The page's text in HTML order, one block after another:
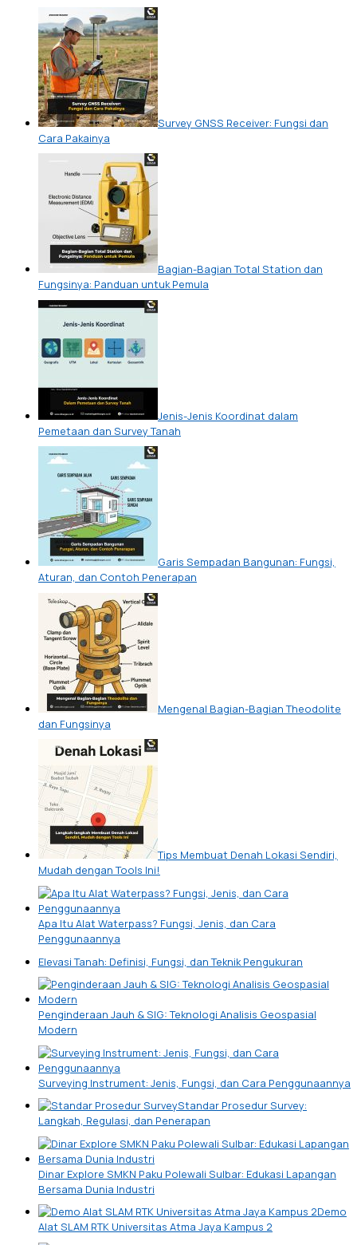
Survey GNSS Receiver: Fungsi dan
Cara Pakainya
Bagian-Bagian Total Station dan
Fungsinya: Panduan untuk Pemula
Jenis-Jenis Koordinat dalam
Pemetaan dan Survey Tanah
Garis Sempadan Bangunan: Fungsi,
Aturan, dan Contoh Penerapan
Mengenal Bagian-Bagian Theodolite
dan Fungsinya
Tips Membuat Denah Lokasi Sendiri,
Mudah dengan Tools Ini!
Apa Itu Alat Waterpass? Fungsi, Jenis, dan Cara
Penggunaannya
Elevasi Tanah: Definisi, Fungsi, dan Teknik Pengukuran
Penginderaan Jauh & SIG: Teknologi Analisis Geospasial
Modern
Surveying Instrument: Jenis, Fungsi, dan Cara Penggunaannya
Standar Prosedur Survey:
Langkah, Regulasi, dan Penerapan
Dinar Explore SMKN Paku Polewali Sulbar: Edukasi Lapangan
Bersama Dunia Industri
Demo
Alat SLAM RTK Universitas Atma Jaya Kampus 2